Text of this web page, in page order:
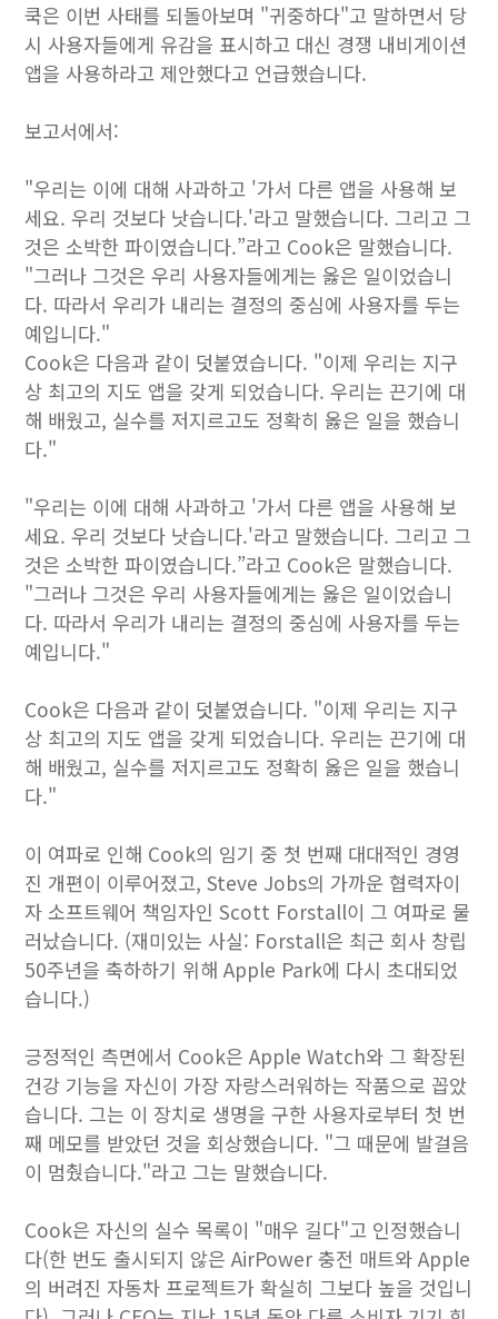
쿡은 이번 사태를 되돌아보며 "귀중하다"고 말하면서 당
시 사용자들에게 유감을 표시하고 대신 경쟁 내비게이션
앱을 사용하라고 제안했다고 언급했습니다.
보고서에서:
"우리는 이에 대해 사과하고 '가서 다른 앱을 사용해 보
세요. 우리 것보다 낫습니다.'라고 말했습니다. 그리고 그
것은 소박한 파이였습니다.”라고 Cook은 말했습니다.
"그러나 그것은 우리 사용자들에게는 옳은 일이었습니
다. 따라서 우리가 내리는 결정의 중심에 사용자를 두는
예입니다."
Cook은 다음과 같이 덧붙였습니다. "이제 우리는 지구
상 최고의 지도 앱을 갖게 되었습니다. 우리는 끈기에 대
해 배웠고, 실수를 저지르고도 정확히 옳은 일을 했습니
다."
"우리는 이에 대해 사과하고 '가서 다른 앱을 사용해 보
세요. 우리 것보다 낫습니다.'라고 말했습니다. 그리고 그
것은 소박한 파이였습니다.”라고 Cook은 말했습니다.
"그러나 그것은 우리 사용자들에게는 옳은 일이었습니
다. 따라서 우리가 내리는 결정의 중심에 사용자를 두는
예입니다."
Cook은 다음과 같이 덧붙였습니다. "이제 우리는 지구
상 최고의 지도 앱을 갖게 되었습니다. 우리는 끈기에 대
해 배웠고, 실수를 저지르고도 정확히 옳은 일을 했습니
다."
이 여파로 인해 Cook의 임기 중 첫 번째 대대적인 경영
진 개편이 이루어졌고, Steve Jobs의 가까운 협력자이
자 소프트웨어 책임자인 Scott Forstall이 그 여파로 물
러났습니다. (재미있는 사실: Forstall은 최근 회사 창립
50주년을 축하하기 위해 Apple Park에 다시 초대되었
습니다.)
긍정적인 측면에서 Cook은 Apple Watch와 그 확장된
건강 기능을 자신이 가장 자랑스러워하는 작품으로 꼽았
습니다. 그는 이 장치로 생명을 구한 사용자로부터 첫 번
째 메모를 받았던 것을 회상했습니다. "그 때문에 발걸음
이 멈췄습니다."라고 그는 말했습니다.
Cook은 자신의 실수 목록이 "매우 길다"고 인정했습니
다(한 번도 출시되지 않은 AirPower 충전 매트와 Apple
의 버려진 자동차 프로젝트가 확실히 그보다 높을 것입니